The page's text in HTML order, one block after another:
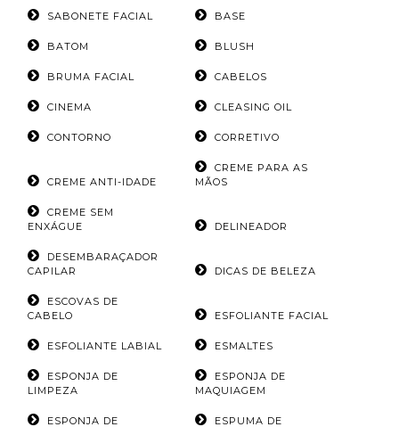
SABONETE FACIAL BASE
BATOM BLUSH
BRUMA FACIAL CABELOS
CINEMA CLEASING OIL
CONTORNO CORRETIVO
CREME ANTI-IDADE
CREME PARA AS
MÃOS
CREME SEM
ENXÁGUE
DELINEADOR
DESEMBARAÇADOR
CAPILAR
DICAS DE BELEZA
ESCOVAS DE
CABELO
ESFOLIANTE FACIAL
ESFOLIANTE LABIAL ESMALTES
ESPONJA DE
LIMPEZA
ESPONJA DE
MAQUIAGEM
ESPONJA DE
ESPUMA DE